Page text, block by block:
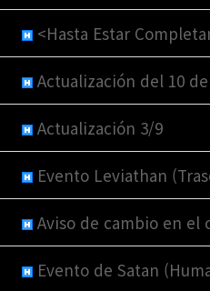
<Hasta Estar
Actualización del 10
Actualización 3/9
Evento Leviathan
Aviso de cambio en
Evento de Satan